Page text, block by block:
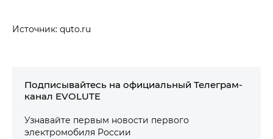
Источник: quto.ru
Подписывайтесь на официальный Телеграм-
канал EVOLUTE
Узнавайте первым новости первого
электромобиля России